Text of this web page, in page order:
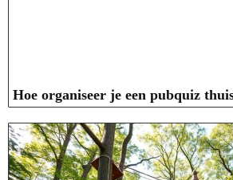
Hoe organiseer je een pubquiz